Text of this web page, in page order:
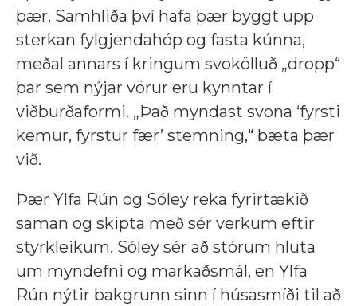
þær. Samhliða því hafa þær byggt upp
sterkan fylgjendahóp og fasta kúnna,
meðal annars í kringum svokölluð „dropp“
þar sem nýjar vörur eru kynntar í
viðburðaformi. „Það myndast svona ‘fyrsti
kemur, fyrstur fær’ stemning,“ bæta þær
við.
Þær Ylfa Rún og Sóley reka fyrirtækið
saman og skipta með sér verkum eftir
styrkleikum. Sóley sér að stórum hluta
um myndefni og markaðsmál, en Ylfa
Rún nýtir bakgrunn sinn í húsasmíði til að